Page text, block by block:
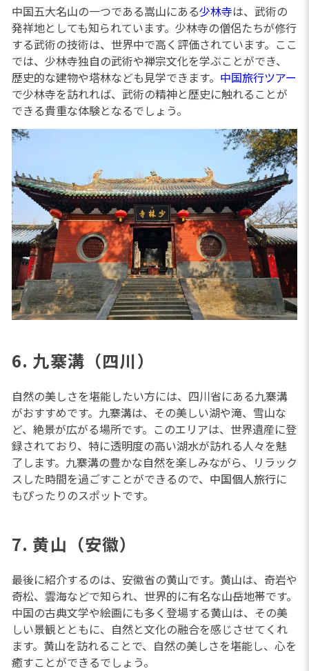
中国五大名山の一つである嵩山にある少林寺は、武術の
発祥地としても知られています。少林寺の僧侶たちが修行
する武術の技術は、世界中で高く評価されています。ここ
では、少林寺独自の武術や禅宗文化を学ぶことができ、
歴史的な建物や塔林なども見学できます。 中国旅行ツアー
で少林寺を訪れれば、武術の精神と歴史に触れることが
できる貴重な体験となるでしょう。
6. 九寨溝（四川）
自然の美しさを堪能したい方には、四川省にある九寨溝
がおすすめです。九寨溝は、その美しい湖や滝、雪山な
ど、絶景が広がる場所です。このエリアは、世界遺産に登
録されており、特に透明度の高い湖水が訪れる人々を魅
了します。九寨溝の豊かな自然を楽しみながら、リラック
スした時間を過ごすことができるので、 中国個人旅行に
もぴったりのスポットです。
7. 黄山（安徽）
最後に紹介するのは、安徽省の黄山です。黄山は、奇岩や
奇松、雲海などで知られ、世界的に有名な山岳地帯です。
中国の古典文学や絵画にも多く登場する黄山は、その美
しい景観とともに、自然と文化の融合を感じさせてくれ
ます。黄山を訪れることで、自然の美しさを堪能し、心を
癒すことができるでしょう。